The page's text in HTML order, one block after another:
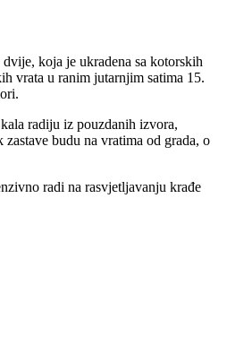
koja je ukradena sa kotorskih
vrata u ranim jutarnjim satima 15.
radiju iz pouzdanih izvora,
budu na vratima od grada, o
radi na rasvjetljavanju krađe